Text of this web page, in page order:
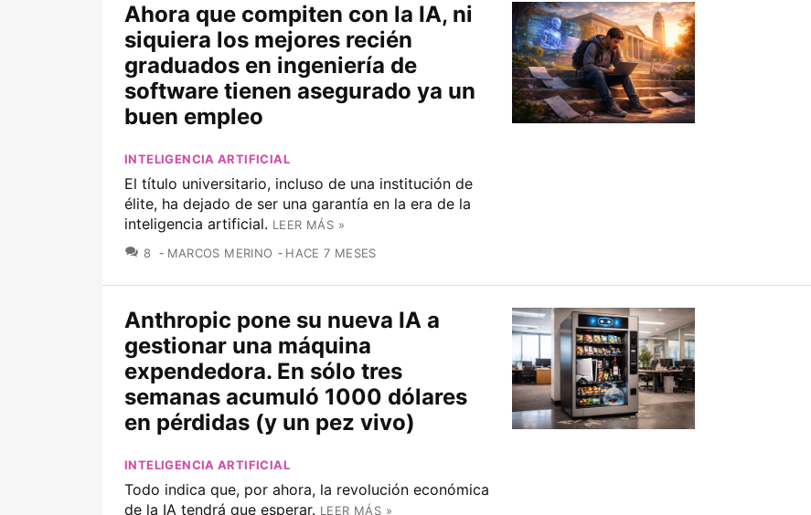
Ahora que compiten con la IA, ni
siquiera los mejores recién
graduados en ingeniería de
software tienen asegurado ya un
buen empleo
INTELIGENCIA ARTIFICIAL
El título universitario, incluso de una institución de
élite, ha dejado de ser una garantía en la era de la
inteligencia artificial. LEER MÁS »
8 COMENTARIOS
MARCOS MERINO HACE 7 MESES
Anthropic pone su nueva IA a
gestionar una máquina
expendedora. En sólo tres
semanas acumuló 1000 dólares
en pérdidas (y un pez vivo)
INTELIGENCIA ARTIFICIAL
Todo indica que, por ahora, la revolución económica
de la IA tendrá que esperar. LEER MÁS »